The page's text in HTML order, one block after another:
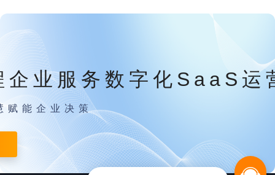
企业服务数字化SaaS运
赋能企业决策